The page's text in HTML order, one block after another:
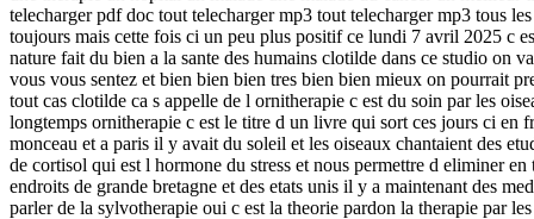
telecharger pdf doc tout telecharger mp3 tout telecharger mp3 tous
toujours mais cette fois ci un peu plus positif ce lundi 7 avril 2025 c
nature fait du bien a la sante des humains clotilde dans ce studio on
vous vous sentez et bien bien bien tres bien bien mieux on pourrait
tout cas clotilde ca s appelle de l ornitherapie c est du soin par les
longtemps ornitherapie c est le titre d un livre qui sort ces jours ci en
monceau et a paris il y avait du soleil et les oiseaux chantaient des
de cortisol qui est l hormone du stress et nous permettre d eliminer
endroits de grande bretagne et des etats unis il y a maintenant des
parler de la sylvotherapie oui c est la theorie pardon la therapie par